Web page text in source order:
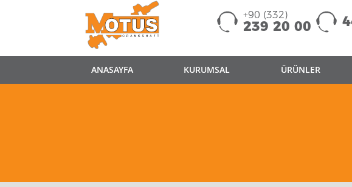
+90 (332)
239 20 00
ANASAYFA KURUMSAL ÜRÜNLER